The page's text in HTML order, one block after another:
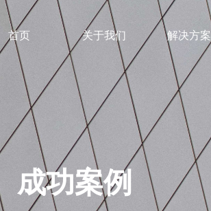
首页 关于我们 解决方案
成功案例